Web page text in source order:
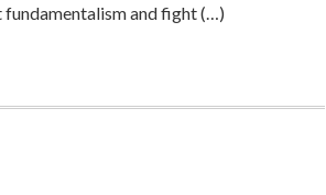
and fight (…)